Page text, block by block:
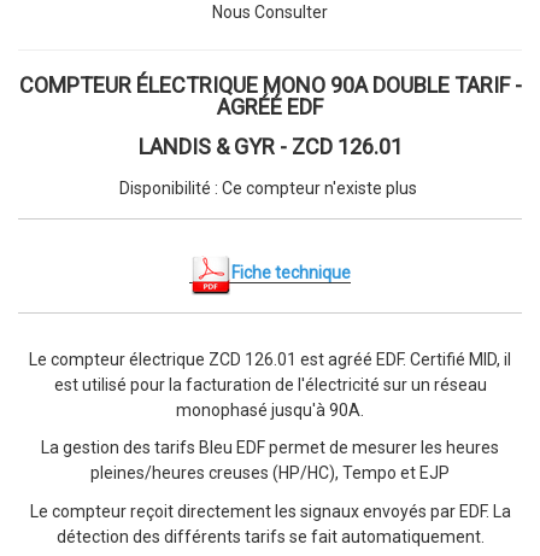
Nous Consulter
COMPTEUR ÉLECTRIQUE MONO 90A DOUBLE TARIF -
AGRÉÉ EDF
LANDIS & GYR - ZCD 126.01
Disponibilité : Ce compteur n'existe plus
Fiche technique
Le compteur électrique ZCD 126.01 est agréé EDF. Certifié MID, il
est utilisé pour la facturation de l'électricité sur un réseau
monophasé jusqu'à 90A.
La gestion des tarifs Bleu EDF permet de mesurer les heures
pleines/heures creuses (HP/HC), Tempo et EJP
Le compteur reçoit directement les signaux envoyés par EDF. La
détection des différents tarifs se fait automatiquement.